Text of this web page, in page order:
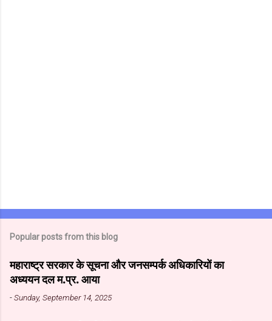
Popular posts from this blog
महाराष्ट्र सरकार के सूचना और जनसम्पर्क अधिकारियों का
अध्ययन दल म.प्र. आया
-Sunday, September 14, 2025